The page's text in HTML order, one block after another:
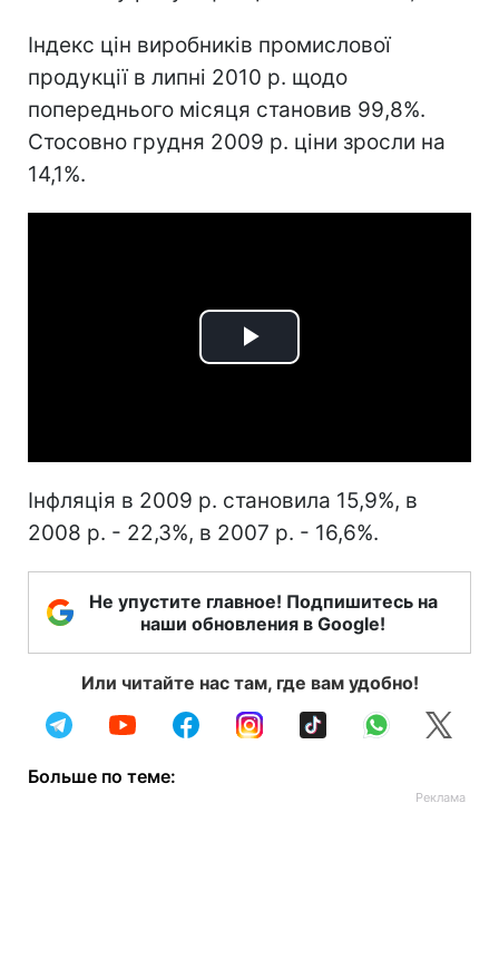
Індекс цін виробників промислової
продукції в липні 2010 р. щодо
попереднього місяця становив 99,8%.
Стосовно грудня 2009 р. ціни зросли на
14,1%.
Play
Інфляція в 2009 р. становила 15,9%, в
2008 р. - 22,3%, в 2007 р. - 16,6%.
Не упустите главное! Подпишитесь на
наши обновления в Google!
Или читайте нас там, где вам удобно!
Больше по теме: